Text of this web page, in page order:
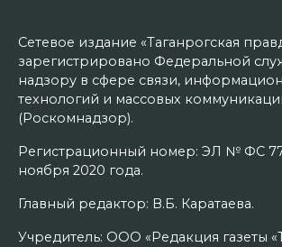
Сетевое издание «Таганрогская
зарегистрировано Федеральной
надзору в сфере связи,
технологий и массовых
(Роскомнадзор).
Регистрационный номер: ЭЛ № ФС
ноября 2020 года.
Главный редактор: В.Б. Каратаева.
Учредитель: ООО «Редакция газеты